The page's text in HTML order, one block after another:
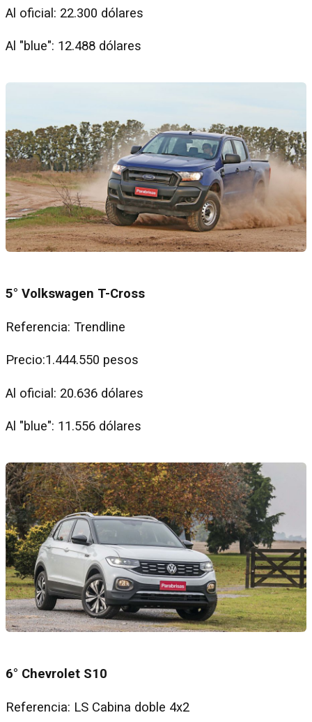
Al oficial: 22.300 dólares
Al "blue": 12.488 dólares
5° Volkswagen T-Cross
Referencia: Trendline
Precio:1.444.550 pesos
Al oficial: 20.636 dólares
Al "blue": 11.556 dólares
6° Chevrolet S10
Referencia: LS Cabina doble 4x2